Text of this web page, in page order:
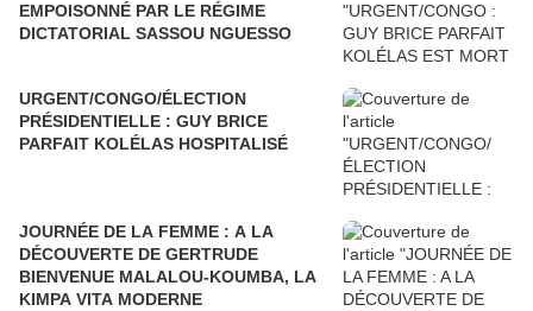
EMPOISONNÉ PAR LE RÉGIME
DICTATORIAL SASSOU NGUESSO
URGENT/CONGO/ÉLECTION
PRÉSIDENTIELLE : GUY BRICE
PARFAIT KOLÉLAS HOSPITALISÉ
JOURNÉE DE LA FEMME : A LA
DÉCOUVERTE DE GERTRUDE
BIENVENUE MALALOU-KOUMBA, LA
KIMPA VITA MODERNE